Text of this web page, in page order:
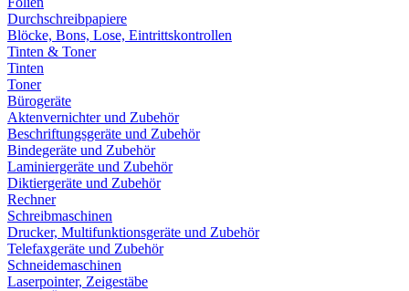
Durchschreibpapiere
Blöcke, Bons, Lose, Eintrittskontrollen
Tinten & Toner
Tinten
Toner
Bürogeräte
Aktenvernichter und Zubehör
Beschriftungsgeräte und Zubehör
Bindegeräte und Zubehör
Laminiergeräte und Zubehör
Diktiergeräte und Zubehör
Rechner
Schreibmaschinen
Drucker, Multifunktionsgeräte und Zubehör
Telefaxgeräte und Zubehör
Schneidemaschinen
Laserpointer, Zeigestäbe